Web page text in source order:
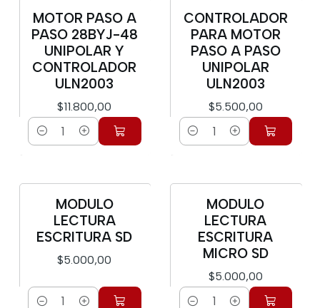
MOTOR PASO A
PASO 28BYJ-48
UNIPOLAR Y
CONTROLADOR
ULN2003
$11.800,00
Cantidad
CONTROLADOR
PARA MOTOR
PASO A PASO
UNIPOLAR
ULN2003
$5.500,00
Cantidad
MODULO
LECTURA
ESCRITURA SD
$5.000,00
MODULO
LECTURA
ESCRITURA
MICRO SD
$5.000,00